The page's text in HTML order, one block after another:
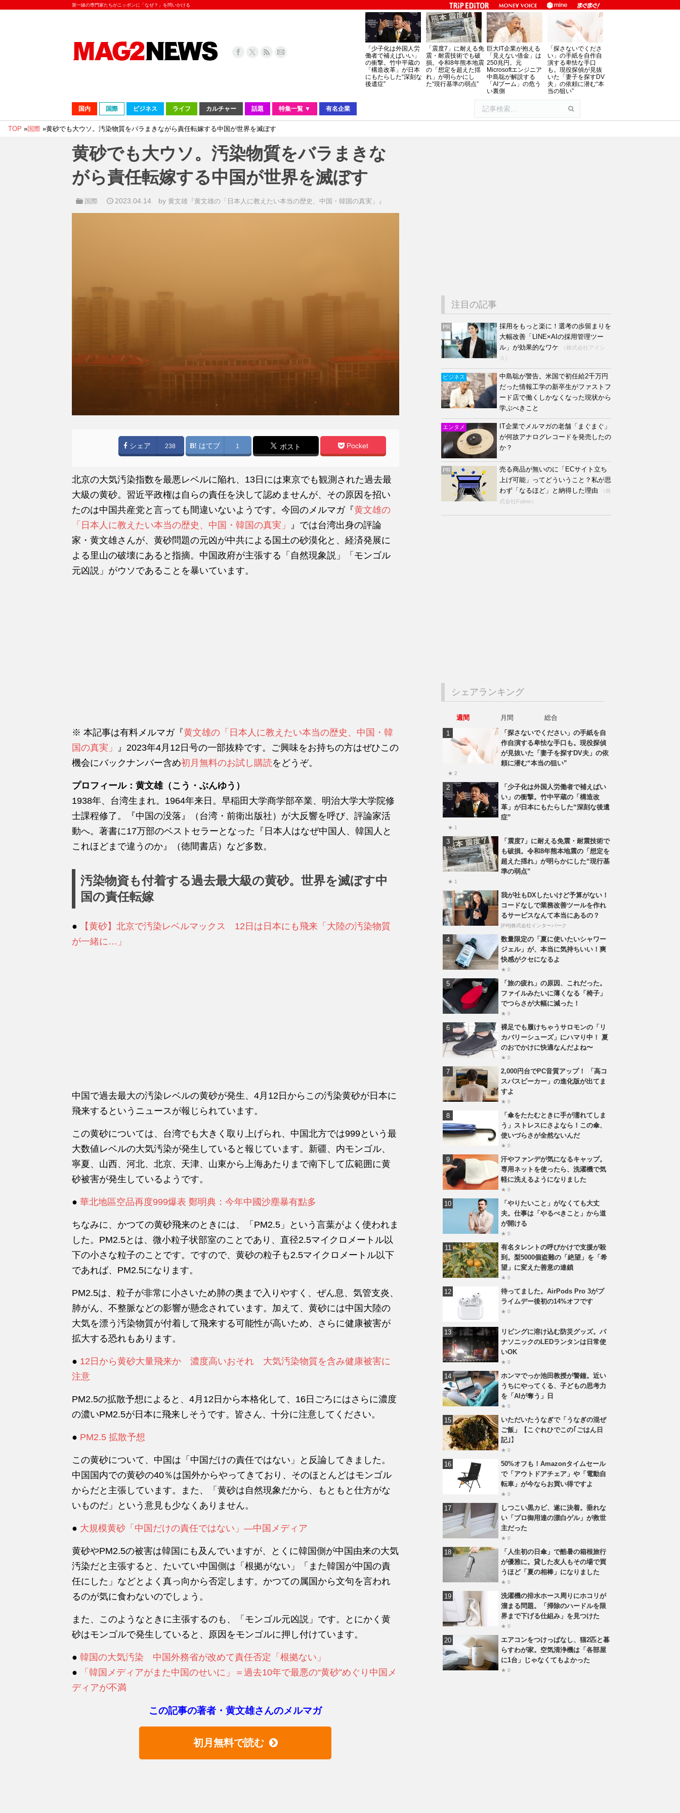
第一線の専門家たちがニッポンに「なぜ？」を問いかける
「少子化は外国人労
働者で補えばいい」
の衝撃。竹中平蔵の
「構造改革」が日本
にもたらした“深刻な
後遺症”
「震度7」に耐える免
震・耐震技術でも破
損。令和8年熊本地震
の「想定を超えた揺
れ」が明らかにし
た“現行基準の弱点”
巨大IT企業が抱える
「見えない借金」は
250兆円。元
Microsoftエンジニア
中島聡が解説する
「AIブーム」の危う
い裏側
「探さないでくださ
い」の手紙を自作自
演する卑怯な手口
も。現役探偵が見抜
いた「妻子を探すDV
夫」の依頼に潜む“本
当の狙い”
国内 国際 ビジネス ライフ カルチャー 話題 特集一覧 ▼ 有名企業
TOP »国際 »黄砂でも大ウソ。汚染物質をバラまきながら責任転嫁する中国が世界を滅ぼす
黄砂でも大ウソ。汚染物質をバラまきな
がら責任転嫁する中国が世界を滅ぼす
国際 2023.04.14 by黄文雄『黄文雄の「日本人に教えたい本当の歴史、中国・韓国の真実」』
シェア 238 はてブ 1 ポスト Pocket
北京の大気汚染指数を最悪レベルに陥れ、13日には東京でも観測された過去最
大級の黄砂。習近平政権は自らの責任を決して認めませんが、その原因を招い
たのは中国共産党と言っても間違いないようです。今回のメルマガ『黄文雄の
「日本人に教えたい本当の歴史、中国・韓国の真実」
』では台湾出身の評論
家・黄文雄さんが、黄砂問題の元凶が中共による国土の砂漠化と、経済発展に
よる里山の破壊にあると指摘。中国政府が主張する「自然現象説」「モンゴル
元凶説」がウソであることを暴いています。
※ 本記事は有料メルマガ『黄文雄の「日本人に教えたい本当の歴史、中国・韓
国の真実」
』2023年4月12日号の一部抜粋です。ご興味をお持ちの方はぜひこの
機会にバックナンバー含め初月無料のお試し購読をどうぞ。
プロフィール：黄文雄（こう・ぶんゆう）
1938年、台湾生まれ。1964年来日。早稲田大学商学部卒業、明治大学大学院修
士課程修了。『中国の没落』（台湾・前衛出版社）が大反響を呼び、評論家活
動へ。著書に17万部のベストセラーとなった『日本人はなぜ中国人、韓国人と
これほどまで違うのか』（徳間書店）など多数。
汚染物資も付着する過去最大級の黄砂。世界を滅ぼす中
国の責任転嫁
●
【黄砂】北京で汚染レベルマックス 12日は日本にも飛来「大陸の汚染物質
が一緒に…」
中国で過去最大の汚染レベルの黄砂が発生、4月12日からこの汚染黄砂が日本に
飛来するというニュースが報じられています。
この黄砂については、台湾でも大きく取り上げられ、中国北方では999という最
大数値レベルの大気汚染が発生していると報じています。新疆、内モンゴル、
寧夏、山西、河北、北京、天津、山東から上海あたりまで南下して広範囲に黄
砂被害が発生しているようです。
● 華北地區空品再度999爆表 鄭明典：今年中國沙塵暴有點多
ちなみに、かつての黄砂飛来のときには、「PM2.5」という言葉がよく使われま
した。PM2.5とは、微小粒子状部室のことであり、直径2.5マイクロメートル以
下の小さな粒子のことです。ですので、黄砂の粒子も2.5マイクロメートル以下
であれば、PM2.5になります。
PM2.5は、粒子が非常に小さいため肺の奥まで入りやすく、ぜん息、気管支炎、
肺がん、不整脈などの影響が懸念されています。加えて、黄砂には中国大陸の
大気を漂う汚染物質が付着して飛来する可能性が高いため、さらに健康被害が
拡大する恐れもあります。
● 12日から黄砂大量飛来か 濃度高いおそれ 大気汚染物質を含み健康被害に
注意
PM2.5の拡散予想によると、4月12日から本格化して、16日ごろにはさらに濃度
の濃いPM2.5が日本に飛来しそうです。皆さん、十分に注意してください。
● PM2.5 拡散予想
この黄砂について、中国は「中国だけの責任ではない」と反論してきました。
中国国内での黄砂の40％は国外からやってきており、そのほとんどはモンゴル
からだと主張しています。また、「黄砂は自然現象だから、もともと仕方がな
いものだ」という意見も少なくありません。
● 大規模黄砂「中国だけの責任ではない」―中国メディア
黄砂やPM2.5の被害は韓国にも及んでいますが、とくに韓国側が中国由来の大気
汚染だと主張すると、たいてい中国側は「根拠がない」「また韓国が中国の責
任にした」などとよく真っ向から否定します。かつての属国から文句を言われ
るのが気に食わないのでしょう。
また、このようなときに主張するのも、「モンゴル元凶説」です。とにかく黄
砂はモンゴルで発生していると、原因をモンゴルに押し付けています。
● 韓国の大気汚染 中国外務省が改めて責任否定「根拠ない」
●
「韓国メディアがまた中国のせいに」＝過去10年で最悪の“黄砂”めぐり中国メ
ディアが不満
この記事の著者・黄文雄さんのメルマガ
初月無料で読む
注目の記事
PR
採用をもっと楽に！選考の歩留まりを
大幅改善「LINE×AIの採用管理ツー
ル」が効果的なワケ
（株式会社アイシ
ス）
ビジネス
中島聡が警告。米国で初任給2千万円
だった情報工学の新卒生がファストフ
ード店で働くしかなくなった現状から
学ぶべきこと
エンタメ
IT企業でメルマガの老舗「まぐまぐ」
が何故アナログレコードを発売したの
か？
PR
売る商品が無いのに「ECサイト立ち
上げ可能」ってどういうこと？私が思
わず「なるほど」と納得した理由
（株
式会社Fulmo）
シェアランキング
週間 月間
総合
「探さないでください」の手紙を自
作自演する卑怯な手口も。現役探偵
が見抜いた「妻子を探すDV夫」の依
頼に潜む“本当の狙い”
★ 2
「少子化は外国人労働者で補えばい
い」の衝撃。竹中平蔵の「構造改
革」が日本にもたらした“深刻な後遺
症”
★ 1
「震度7」に耐える免震・耐震技術で
も破損。令和8年熊本地震の「想定を
超えた揺れ」が明らかにした“現行基
準の弱点”
★ 1
我が社もDXしたいけど予算がない！
コードなしで業務改善ツールを作れ
るサービスなんて本当にあるの？
[PR]株式会社インターパーク
数量限定の「夏に使いたいシャワー
ジェル」が、本当に気持ちいい！爽
快感がクセになるよ
★ 0
「旅の疲れ」の原因、これだった。
ファイルみたいに薄くなる「椅子」
でつらさが大幅に減った！
★ 0
裸足でも履けちゃうサロモンの「リ
カバリーシューズ」にハマり中！ 夏
のおでかけに快適なんだよね〜
★ 0
2,000円台でPC音質アップ！ 「高コ
スパスピーカー」の進化版が出てま
すよ
★ 0
「傘をたたむときに手が濡れてしま
う」ストレスにさよなら！この傘、
使いづらさが全然ないんだ
★ 0
汗やファンデが気になるキャップ。
専用ネットを使ったら、洗濯機で気
軽に洗えるようになりました
★ 0
「やりたいこと」がなくても大丈
夫。仕事は「やるべきこと」から道
が開ける
★ 0
有名タレントの呼びかけで支援が殺
到。梨5000個盗難の「絶望」を「希
望」に変えた善意の連鎖
★ 0
待ってました。AirPods Pro 3がプ
ライムデー後初の14%オフです
★ 0
リビングに溶け込む防災グッズ。パ
ナソニックのLEDランタンは日常使
いOK
★ 0
ホンマでっか池田教授が警鐘。近い
うちにやってくる、子どもの思考力
を「AIが奪う」日
★ 0
いただいたうなぎで「うなぎの混ぜ
ご飯」【こぐれひでこの｢ごはん日
記｣】
★ 0
50%オフも！Amazonタイムセール
で「アウトドアチェア」や「電動自
転車」が今ならお買い得ですよ
★ 0
しつこい黒カビ、遂に決着。垂れな
い「プロ御用達の漂白ゲル」が救世
主だった
★ 0
「人生初の日傘」で酷暑の箱根旅行
が優雅に。貸した友人もその場で買
うほど「夏の相棒」になりました
★ 0
洗濯機の排水ホース周りにホコリが
溜まる問題。「掃除のハードルを限
界まで下げる仕組み」を見つけた
★ 0
エアコンをつけっぱなし、猫2匹と暮
らすわが家。空気清浄機は「各部屋
に1台」じゃなくてもよかった
★ 0